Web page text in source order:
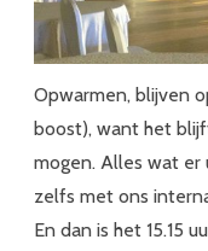
Opwarmen, blijven
boost), want het
mogen. Alles wat er
zelfs met ons
En dan is het 15.15